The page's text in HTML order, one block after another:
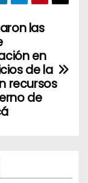
las
en
de la
recursos
de